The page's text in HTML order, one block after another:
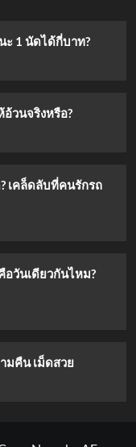
ะ 1 นัดได้กี่บาท?
วนจริงหรือ?
เคล็ดลับที่คนรักรถ
อวันเดียวกันไหม?
มคืน เม็ดสวย